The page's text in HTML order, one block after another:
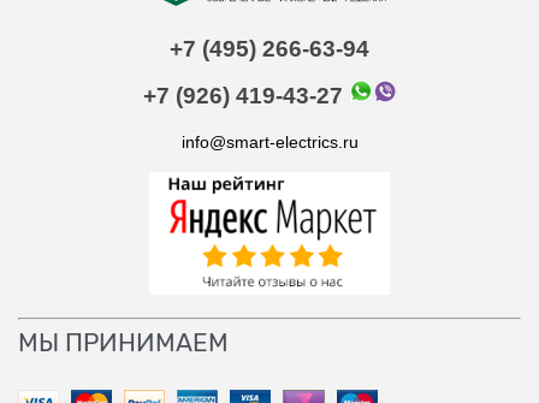
+7 (495) 266-63-94
+7 (926) 419-43-27
info@smart-electrics.ru
МЫ ПРИНИМАЕМ